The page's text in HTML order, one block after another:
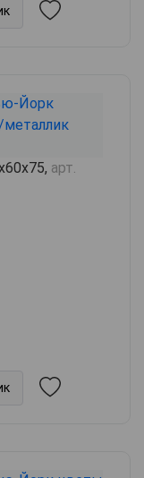
арт.